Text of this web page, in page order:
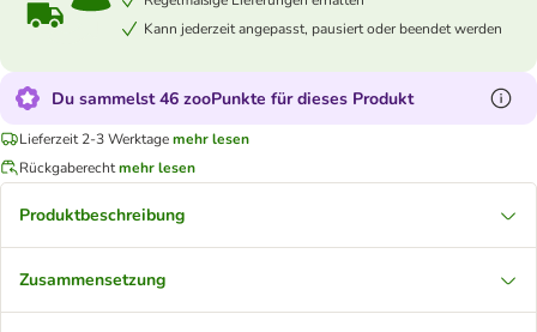
Kann jederzeit angepasst, pausiert oder beendet werden
Du sammelst 46 zooPunkte für dieses Produkt
Lieferzeit 2-3 Werktagemehr lesen
Rückgaberechtmehr lesen
Produktbeschreibung
Zusammensetzung